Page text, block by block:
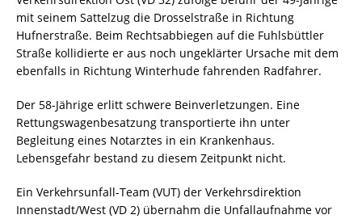
mit seinem Sattelzug die Drosselstraße in Richtung
Hufnerstraße. Beim Rechtsabbiegen auf die Fuhlsbüttler
Straße kollidierte er aus noch ungeklärter Ursache mit dem
ebenfalls in Richtung Winterhude fahrenden Radfahrer.
Der 58-Jährige erlitt schwere Beinverletzungen. Eine
Rettungswagenbesatzung transportierte ihn unter
Begleitung eines Notarztes in ein Krankenhaus.
Lebensgefahr bestand zu diesem Zeitpunkt nicht.
Ein Verkehrsunfall-Team (VUT) der Verkehrsdirektion
Innenstadt/West (VD 2) übernahm die Unfallaufnahme vor